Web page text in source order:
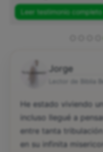
Leer testimonio completo
Jorge
He estado viviendo
incluso llegué a
entre tanta
en su infinita